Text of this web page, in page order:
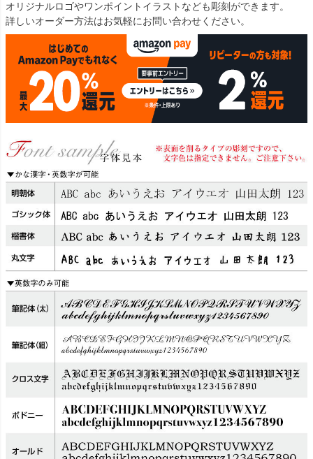
オリジナルロゴやワンポイントイラストなども彫刻ができます。
詳しいオーダー方法はお気軽にお問い合わせください。